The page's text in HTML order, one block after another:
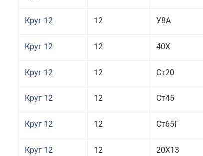
Круг 12 12 У8А
Круг 12 12 40Х
Круг 12 12 Ст20
Круг 12 12 Ст45
Круг 12 12 Ст65Г
Круг 12 12 20Х13